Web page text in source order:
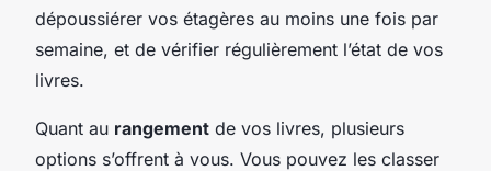
dépoussiérer vos étagères au moins une fois par
semaine, et de vérifier régulièrement l’état de vos
livres.
Quant au rangement de vos livres, plusieurs
options s’offrent à vous. Vous pouvez les classer